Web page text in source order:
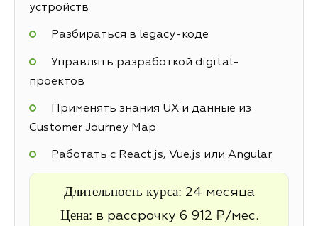
устройств
Разбираться в legacy-коде
Управлять разработкой digital-
проектов
Применять знания UX и данные из
Customer Journey Map
Работать с React.js, Vue.js или Angular
Длительность курса: 24 месяца
Цена: в рассрочку 6 912 ₽/мес.